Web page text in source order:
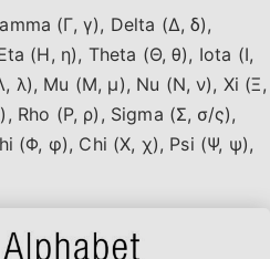
(Γ, γ), Delta (Δ, δ),
(Η, η), Theta (Θ, θ), Iota (Ι,
λ), Mu (Μ, μ), Nu (Ν, ν), Xi (Ξ,
Rho (Ρ, ρ), Sigma (Σ, σ/ς),
(Φ, φ), Chi (Χ, χ), Psi (Ψ, ψ),